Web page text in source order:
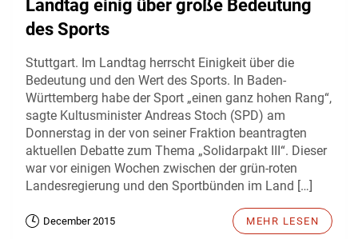
Landtag einig über große Bedeutung
des Sports
Stuttgart. Im Landtag herrscht Einigkeit über die
Bedeutung und den Wert des Sports. In Baden-
Württemberg habe der Sport „einen ganz hohen Rang“,
sagte Kultusminister Andreas Stoch (SPD) am
Donnerstag in der von seiner Fraktion beantragten
aktuellen Debatte zum Thema „Solidarpakt III“. Dieser
war vor einigen Wochen zwischen der grün-roten
Landesregierung und den Sportbünden im Land […]
December 2015 MEHR LESEN